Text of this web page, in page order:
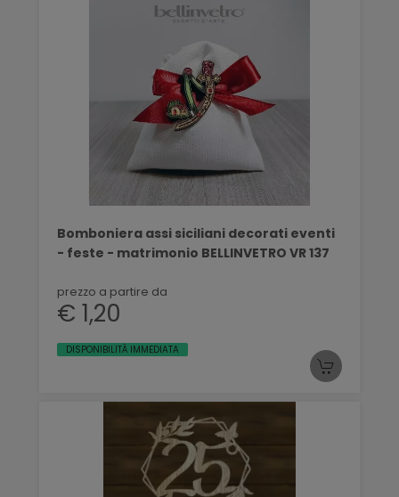
Bomboniera assi siciliani decorati eventi
- feste - matrimonio BELLINVETRO VR 137
prezzo a partire da
€ 1,20
DISPONIBILITÀ IMMEDIATA